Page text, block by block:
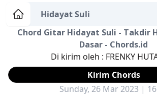
Home
Genre Country Bahasa Daerah
Lagu Umum
Terjemahan
Hidayat Suli
Chord Gitar Hidayat Suli - Takdir
Dasar - Chords.id
Di kirim oleh : FRENKY
Kirim Chords
Sunday, 26 Mar 2023 |